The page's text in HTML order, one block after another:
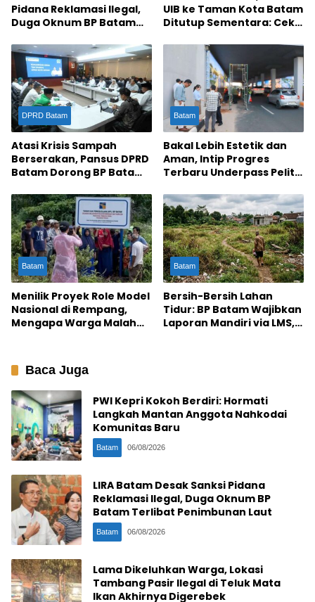
Pidana Reklamasi Ilegal,
Duga Oknum BP Batam
UIB ke Taman Kota Batam
Ditutup Sementara: Cek
DPRD Batam
Atasi Krisis Sampah
Berserakan, Pansus DPRD
Batam Dorong BP Batam
Kontainer
Batam
Bakal Lebih Estetik dan
Aman, Intip Progres
Terbaru Underpass Pelita
Batam
Menilik Proyek Role Model
Nasional di Rempang,
Mengapa Warga Malah
Batam
Bersih-Bersih Lahan
Tidur: BP Batam Wajibkan
Laporan Mandiri via LMS,
Baca Juga
PWI Kepri Kokoh Berdiri: Hormati
Langkah Mantan Anggota Nahkodai
Komunitas Baru
Batam 06/08/2026
LIRA Batam Desak Sanksi Pidana
Reklamasi Ilegal, Duga Oknum BP
Batam Terlibat Penimbunan Laut
Batam 06/08/2026
Lama Dikeluhkan Warga, Lokasi
Tambang Pasir Ilegal di Teluk Mata
Ikan Akhirnya Digerebek